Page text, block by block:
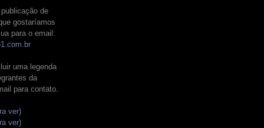
de
gostaríamos
para o email:
uma legenda
da
para contato.
ver)
ver)